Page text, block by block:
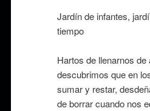
Jardín de infantes,
tiempo
Hartos de llenarnos
descubrimos que en
sumar y restar,
de borrar cuando nos